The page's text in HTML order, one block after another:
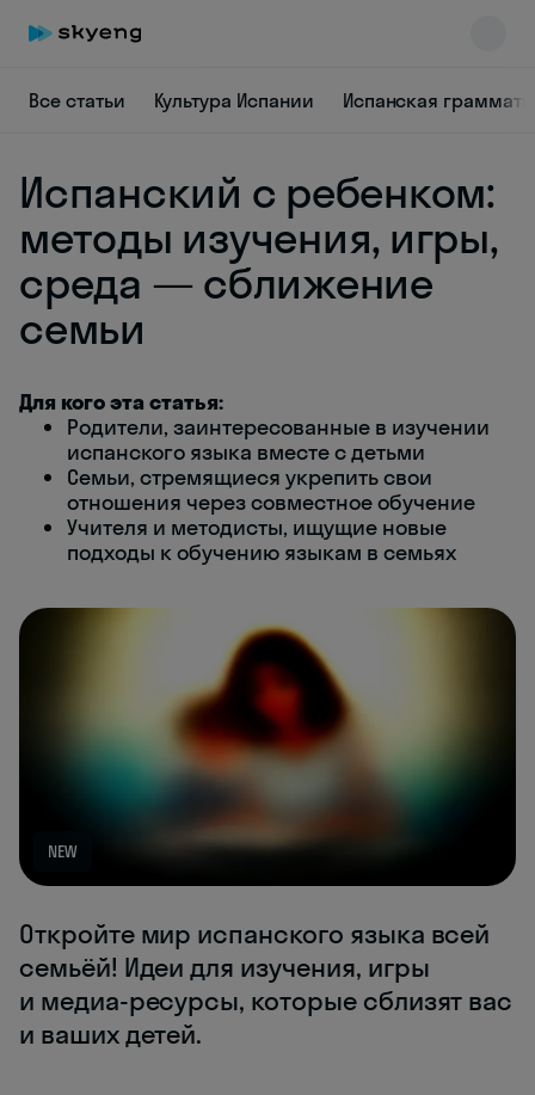
Все статьи Культура Испании Испанская
Испанский с ребенком:
методы изучения, игры,
среда — сближение
семьи
Для кого эта статья:
Родители, заинтересованные в изучении
испанского языка вместе с детьми
Семьи, стремящиеся укрепить свои
отношения через совместное обучение
Учителя и методисты, ищущие новые
подходы к обучению языкам в семьях
NEW
Откройте мир испанского языка всей
семьёй! Идеи для изучения, игры
и медиа-ресурсы, которые сблизят вас
и ваших детей.
Skyeng Chat
online